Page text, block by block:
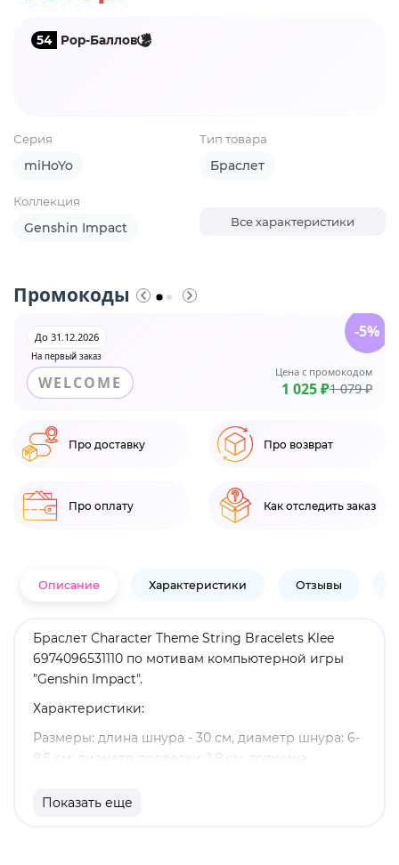
54 Pop-Баллов
Серия
miHoYo
Тип товара
Браслет
Коллекция
Genshin Impact Все характеристики
Промокоды
На первый заказ
До 31.12.2026
WELCOME
Цена с промокодом
1 025 ₽1 079 ₽
-5%
Про доставку Про возврат
Про оплату Как отследить заказ
Описание Характеристики Отзывы
Браслет Character Theme String Bracelets Klee
6974096531110 по мотивам компьютерной игры
"Genshin Impact".
Характеристики:
Размеры: длина шнура - 30 см, диаметр шнура: 6-
8,5 см; диаметр подвески: 1,8 см, толщина
Материал: полиэфирная ткань
Показать еще